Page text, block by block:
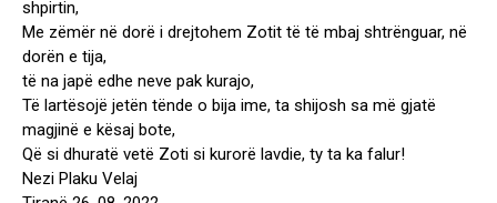
shpirtin,
Me zëmër në dorë i drejtohem Zotit të të mbaj shtrënguar, në
dorën e tija,
të na japë edhe neve pak kurajo,
Të lartësojë jetën tënde o bija ime, ta shijosh sa më gjatë
magjinë e kësaj bote,
Që si dhuratë vetë Zoti si kurorë lavdie, ty ta ka falur!
Nezi Plaku Velaj